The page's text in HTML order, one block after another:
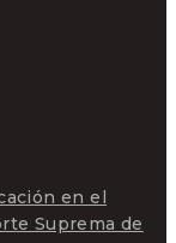
en el
Suprema de